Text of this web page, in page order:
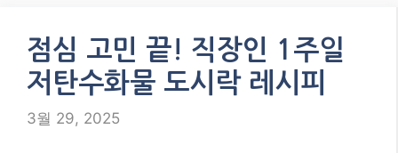
점심 고민 끝! 직장인 1주일
저탄수화물 도시락 레시피
3월 29, 2025